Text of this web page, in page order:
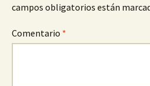
campos obligatorios están
Comentario *